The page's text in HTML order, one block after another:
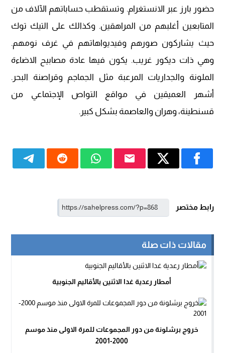
حضور بارز عبر الانستغرام. وتستقطب حساباتهم الآلاف من
المتابعين أغلبهم من المراهقين. وكذالك على التيك توك
حيث يشاركون صورهم وفيديواهاتهم في غرف نومهم.
وهي ذات ديكور غريب. يكون فيها عادة مصابيح الاضاءة
الملونة والجداريات المرعبة مثل الجماجم وقراصنة البحر.
أشهر العميقين في مواقع التواص الإجتماعي من
قسنطينة، وهران والعاصمة بشكل كبير.
رابط مختصر
مقالات ذات صلة
أمطار رعدية غدا الاثنين بالأقاليم الجنوبية
خروج برشلونة من دور المجموعات للمرة الاولى منذ موسم
2000-2001